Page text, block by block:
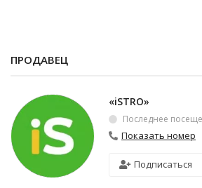
ПРОДАВЕЦ
«iSTRO»
Последнее
Показать номер
Подписаться